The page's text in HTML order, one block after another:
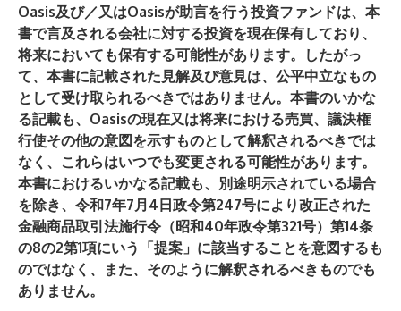
Oasis及び／又はOasisが助言を行う投資ファンドは、本
書で言及される会社に対する投資を現在保有しており、
将来においても保有する可能性があります。したがっ
て、本書に記載された見解及び意見は、公平中立なもの
として受け取られるべきではありません。本書のいかな
る記載も、Oasisの現在又は将来における売買、議決権
行使その他の意図を示すものとして解釈されるべきでは
なく、これらはいつでも変更される可能性があります。
本書におけるいかなる記載も、別途明示されている場合
を除き、令和7年7月4日政令第247号により改正された
金融商品取引法施行令（昭和40年政令第321号）第14条
の8の2第1項にいう「提案」に該当することを意図するも
のではなく、また、そのように解釈されるべきものでも
ありません。